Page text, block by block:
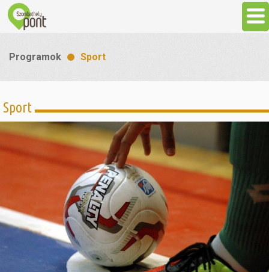
Látnivalók
Gasztronómia
Sport
Szabadidő
Programok Sport
Sport